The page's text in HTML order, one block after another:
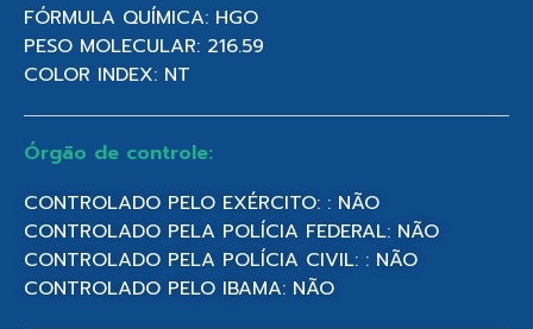
FÓRMULA QUÍMICA: HGO
PESO MOLECULAR: 216.59
COLOR INDEX: NT
Órgão de controle:
CONTROLADO PELO EXÉRCITO: : NÃO
CONTROLADO PELA POLÍCIA FEDERAL: NÃO
CONTROLADO PELA POLÍCIA CIVIL: : NÃO
CONTROLADO PELO IBAMA: NÃO